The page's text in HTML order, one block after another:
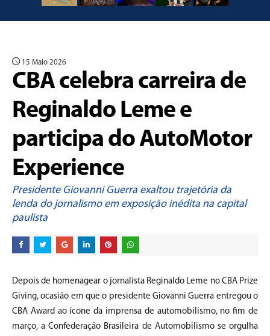
15 Maio 2026
CBA celebra carreira de
Reginaldo Leme e
participa do AutoMotor
Experience
Presidente Giovanni Guerra exaltou trajetória da
lenda do jornalismo em exposição inédita na capital
paulista
Depois de homenagear o jornalista Reginaldo Leme no CBA Prize
Giving, ocasião em que o presidente Giovanni Guerra entregou o
CBA Award ao ícone da imprensa de automobilismo, no fim de
março, a Confederação Brasileira de Automobilismo se orgulha